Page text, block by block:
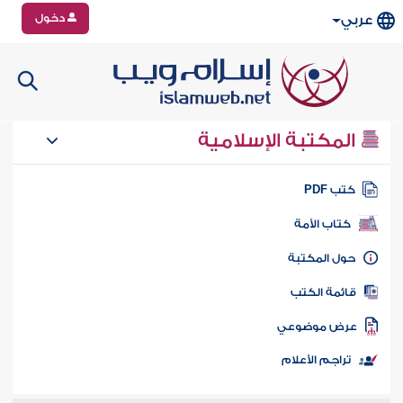
عربي دخول
المكتبة الإسلامية
كتب PDF
كتاب الأمة
المكتبة
الكتب
موضوعي